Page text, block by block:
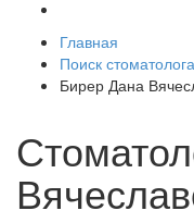
Главная
Поиск стоматолога
Бирер Дана